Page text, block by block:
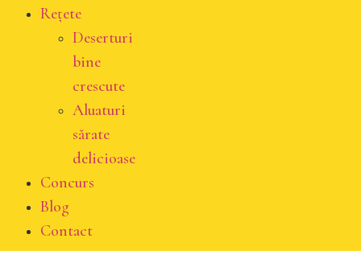
Rețete
Deserturi
bine
crescute
Aluaturi
sărate
delicioase
Concurs
Blog
Contact